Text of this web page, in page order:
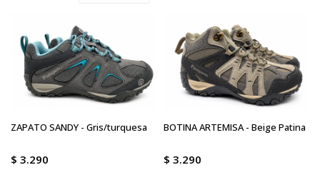
ZAPATO SANDY - Gris/turquesa
$ 3.290
BOTINA ARTEMISA - Beige Patina
$ 3.290